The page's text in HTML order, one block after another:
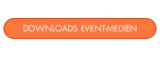
DOWNLOADS EVENT-MEDIEN